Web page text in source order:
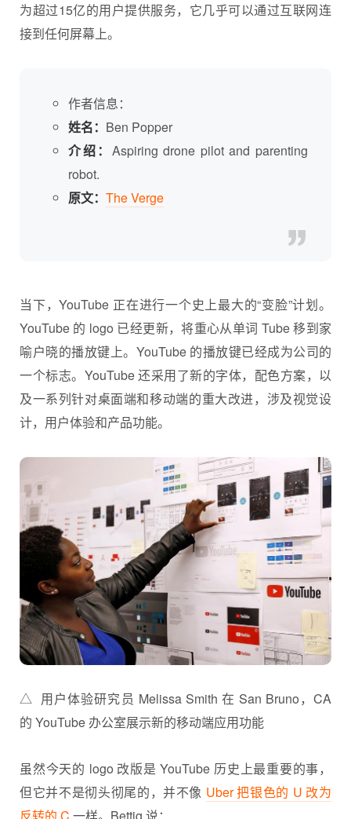
为超过15亿的用户提供服务，它几乎可以通过互联网连
接到任何屏幕上。
作者信息：
姓名： Ben Popper
介绍： Aspiring drone pilot and parenting
robot.
原文： The Verge
当下，YouTube 正在进行一个史上最大的“变脸”计划。
YouTube 的 logo 已经更新，将重心从单词 Tube 移到家
喻户晓的播放键上。YouTube 的播放键已经成为公司的
一个标志。YouTube 还采用了新的字体，配色方案，以
及一系列针对桌面端和移动端的重大改进，涉及视觉设
计，用户体验和产品功能。
△ 用户体验研究员 Melissa Smith 在 San Bruno，CA
的 YouTube 办公室展示新的移动端应用功能
虽然今天的 logo 改版是 YouTube 历史上最重要的事，
但它并不是彻头彻尾的，并不像 Uber 把银色的 U 改为
反转的 C 一样。Bettig 说：